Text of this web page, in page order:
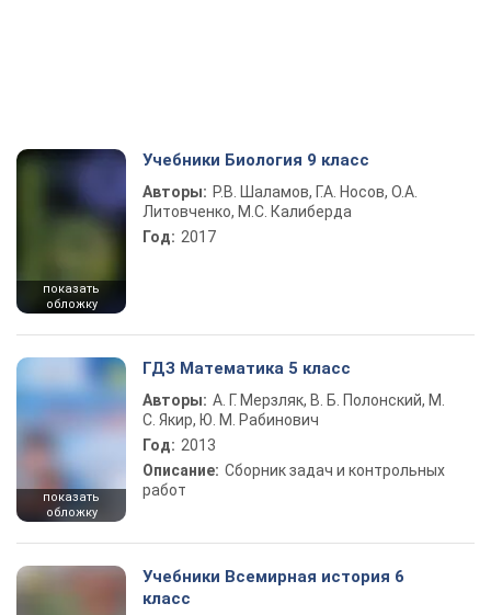
показать
обложку
Учебники Биология 9 класс
Авторы: Р.В. Шаламов, Г.А. Носов, О.А.
Литовченко, М.С. Калиберда
Год: 2017
показать
обложку
ГДЗ Математика 5 класс
Авторы: А. Г. Мерзляк, В. Б. Полонский, М.
С. Якир, Ю. М. Рабинович
Год: 2013
Описание: Сборник задач и контрольных
работ
Учебники Всемирная история 6
класс